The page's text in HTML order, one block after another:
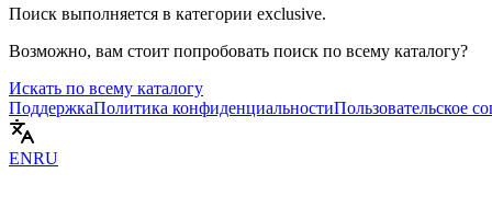
Поиск выполняется в категории exclusive.
Возможно, вам стоит попробовать поиск по всему каталогу?
Искать по всему каталогу
ПоддержкаПолитика конфиденциальностиПользовательское
ENRU